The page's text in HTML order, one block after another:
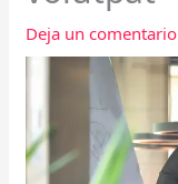
Deja un comentario